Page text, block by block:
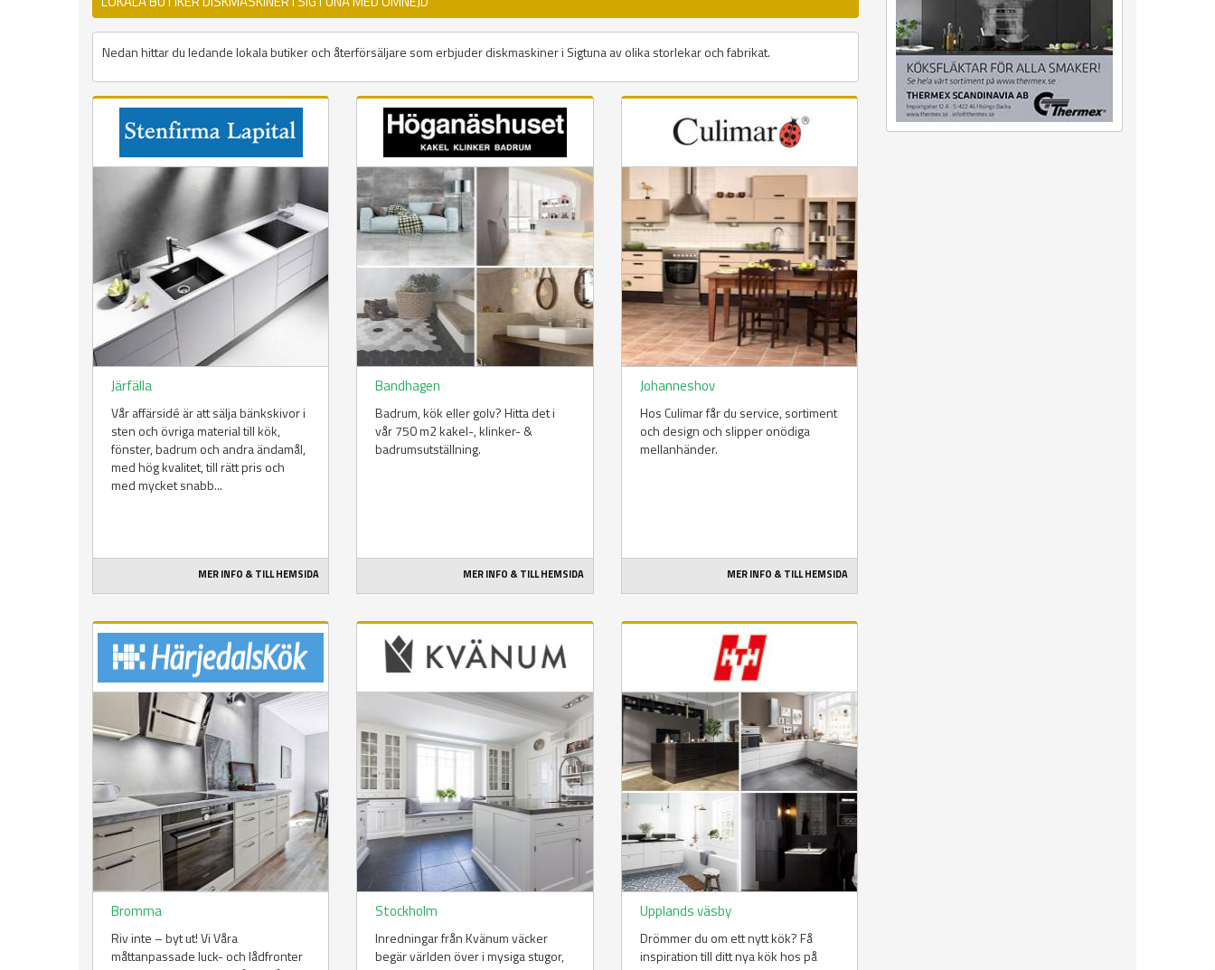
Nedan hittar du ledande lokala butiker och återförsäljare som erbjuder diskmaskiner i Sigtuna av olika storlekar och fabrikat.
Järfälla
Vår affärsidé är att sälja bänkskivor i
sten och övriga material till kök,
fönster, badrum och andra ändamål,
med hög kvalitet, till rätt pris och
med mycket snabb...
MER INFO & TILL HEMSIDA
Bandhagen
Badrum, kök eller golv? Hitta det i
vår 750 m2 kakel-, klinker- &
badrumsutställning.
MER INFO & TILL HEMSIDA
Johanneshov
Hos Culimar får du service, sortiment
och design och slipper onödiga
mellanhänder.
MER INFO & TILL HEMSIDA
Bromma
Riv inte – byt ut! Vi Våra
måttanpassade luck- och lådfronter
Stockholm
Inredningar från Kvänum väcker
begär världen över i mysiga stugor,
Upplands väsby
Drömmer du om ett nytt kök? Få
inspiration till ditt nya kök hos på